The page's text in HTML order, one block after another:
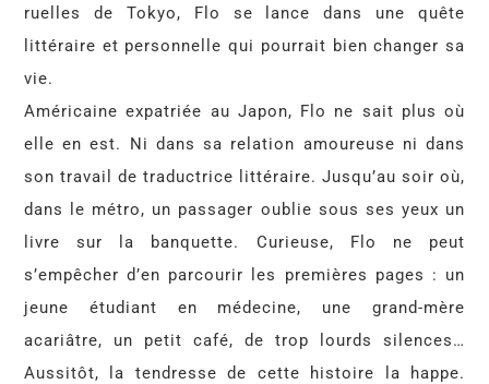
ruelles de Tokyo, Flo se lance dans une quête
littéraire et personnelle qui pourrait bien changer sa
vie.
Américaine expatriée au Japon, Flo ne sait plus où
elle en est. Ni dans sa relation amoureuse ni dans
son travail de traductrice littéraire. Jusqu’au soir où,
dans le métro, un passager oublie sous ses yeux un
livre sur la banquette. Curieuse, Flo ne peut
s’empêcher d’en parcourir les premières pages : un
jeune étudiant en médecine, une grand-mère
acariâtre, un petit café, de trop lourds silences…
Aussitôt, la tendresse de cette histoire la happe.